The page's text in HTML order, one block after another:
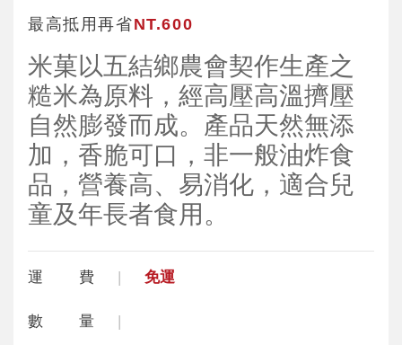
最高抵用再省NT.600
米菓以五結鄉農會契作生產之
糙米為原料，經高壓高溫擠壓
自然膨發而成。產品天然無添
加，香脆可口，非一般油炸食
品，營養高、易消化，適合兒
童及年長者食用。
運 費 免運
數 量